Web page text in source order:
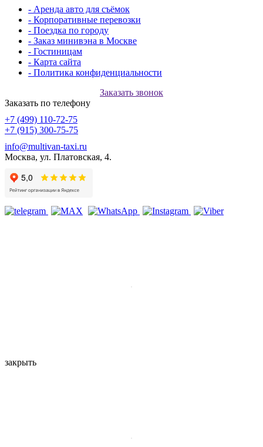
- Аренда авто для съёмок
- Корпоративные перевозки
- Поездка по городу
- Заказ минивэна в Москве
- Гостиницам
- Карта сайта
- Политика конфиденциальности
Заказать звонок
Заказать по телефону
+7 (499) 110-72-75
+7 (915) 300-75-75
info@multivan-taxi.ru
Москва, ул. Платовская, 4.
закрыть